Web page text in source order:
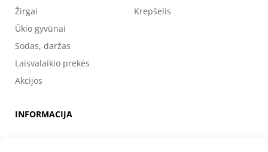
Žirgai
Ūkio gyvūnai
Sodas, daržas
Laisvalaikio prekės
Akcijos
Krepšelis
INFORMACIJA